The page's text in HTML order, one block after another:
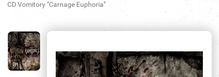
CD Vomitory "Carnage Euphoria"